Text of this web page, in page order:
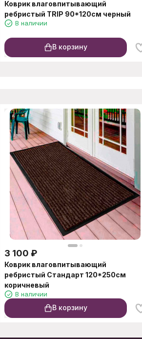
Коврик влаговпитывающий
ребристый TRIP 90*120см черный
В наличии
В корзину
3 100 ₽
Коврик влаговпитывающий
ребристый Стандарт 120*250см
коричневый
В наличии
В корзину